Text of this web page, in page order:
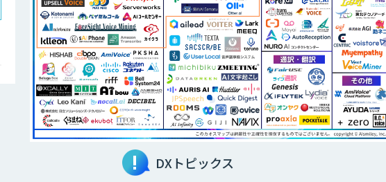
DXトピックス